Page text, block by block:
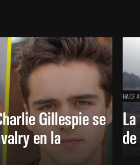
Gillespie se
en la
HACE